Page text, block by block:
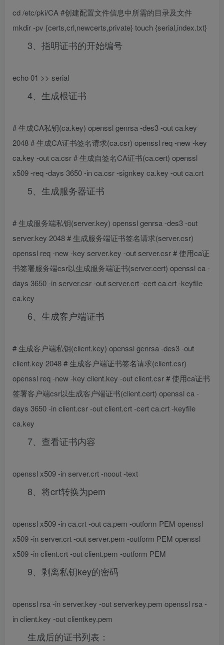
cd /etc/pki/CA #创建配置文件信息中所需的目录及文件
mkdir -pv {certs,crl,newcerts,private} touch {serial,index.txt}
3、指明证书的开始编号
echo 01 >> serial
4、生成根证书
# 生成CA私钥(ca.key) openssl genrsa -des3 -out ca.key
2048 # 生成CA证书签名请求(ca.csr) openssl req -new -key
ca.key -out ca.csr # 生成自签名CA证书(ca.cert) openssl
x509 -req -days 3650 -in ca.csr -signkey ca.key -out ca.crt
5、生成服务器证书
# 生成服务端私钥(server.key) openssl genrsa -des3 -out
server.key 2048 # 生成服务端证书签名请求(server.csr)
openssl req -new -key server.key -out server.csr # 使用ca证
书签署服务端csr以生成服务端证书(server.cert) openssl ca -
days 3650 -in server.csr -out server.crt -cert ca.crt -keyfile
ca.key
6、生成客户端证书
# 生成客户端私钥(client.key) openssl genrsa -des3 -out
client.key 2048 # 生成客户端证书签名请求(client.csr)
openssl req -new -key client.key -out client.csr # 使用ca证书
签署客户端csr以生成客户端证书(client.cert) openssl ca -
days 3650 -in client.csr -out client.crt -cert ca.crt -keyfile
ca.key
7、查看证书内容
openssl x509 -in server.crt -noout -text
8、将crt转换为pem
openssl x509 -in ca.crt -out ca.pem -outform PEM openssl
x509 -in server.crt -out server.pem -outform PEM openssl
x509 -in client.crt -out client.pem -outform PEM
9、剥离私钥key的密码
openssl rsa -in server.key -out serverkey.pem openssl rsa -
in client.key -out clientkey.pem
生成后的证书列表：